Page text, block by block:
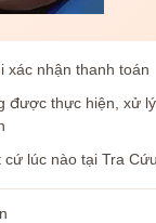
xác nhận thanh toán
được thực hiện, xử
cứ lúc nào tại Tra